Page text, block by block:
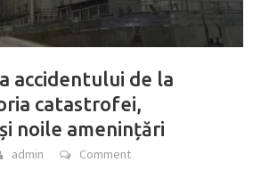
accidentului de la
catastrofei,
noile amenințări
admin Comment